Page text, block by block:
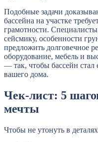
Подобные задачи
бассейна на участке
грамотности.
сейсмику, особенности
предложить долговечное
оборудование, мебель и
— так, чтобы бассейн
вашего дома.
Чек-лист: 5
мечты
Чтобы не утонуть в